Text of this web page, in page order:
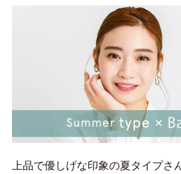
上品で優しげな印象の夏タイプさ